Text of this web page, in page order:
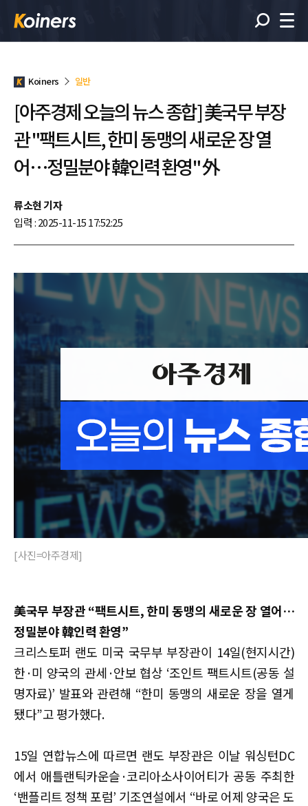
Koiners 일반
[아주경제 오늘의 뉴스 종합] 美국무 부장
관 "팩트시트, 한미 동맹의 새로운 장 열
어…정밀분야 韓인력 환영" 外
류소현 기자
입력 : 2025-11-15 17:52:25
[사진=아주경제]
美국무 부장관 “팩트시트, 한미 동맹의 새로운 장 열어…
정밀분야 韓인력 환영”
크리스토퍼 랜도 미국 국무부 부장관이 14일(현지시간)
한·미 양국의 관세·안보 협상 ‘조인트 팩트시트(공동 설
명자료)’ 발표와 관련해 “한미 동맹의 새로운 장을 열게
됐다”고 평가했다.
15일 연합뉴스에 따르면 랜도 부장관은 이날 워싱턴DC
에서 애틀랜틱카운슬·코리아소사이어티가 공동 주최한
‘밴플리트 정책 포럼’ 기조연설에서 “바로 어제 양국은 도